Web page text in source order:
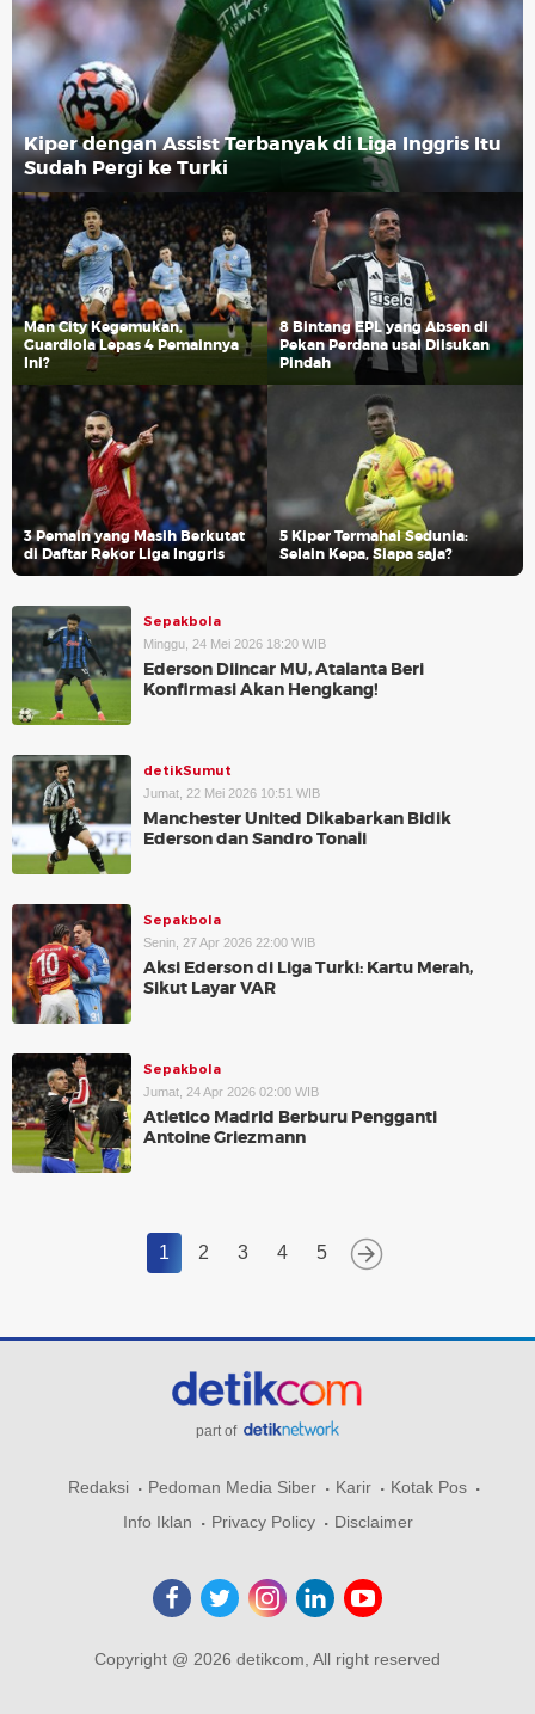
Kiper dengan Assist Terbanyak di Liga Inggris Itu
Sudah Pergi ke Turki
Man City Kegemukan,
Guardiola Lepas 4 Pemainnya
Ini?
8 Bintang EPL yang Absen di
Pekan Perdana usai Diisukan
Pindah
3 Pemain yang Masih Berkutat
di Daftar Rekor Liga Inggris
5 Kiper Termahal Sedunia:
Selain Kepa, Siapa saja?
Sepakbola
Minggu, 24 Mei 2026 18:20 WIB
Ederson Diincar MU, Atalanta Beri
Konfirmasi Akan Hengkang!
detikSumut
Jumat, 22 Mei 2026 10:51 WIB
Manchester United Dikabarkan Bidik
Ederson dan Sandro Tonali
Sepakbola
Senin, 27 Apr 2026 22:00 WIB
Aksi Ederson di Liga Turki: Kartu Merah,
Sikut Layar VAR
Sepakbola
Jumat, 24 Apr 2026 02:00 WIB
Atletico Madrid Berburu Pengganti
Antoine Griezmann
1 2 3 4 5
part of
Redaksi Pedoman Media Siber Karir
Kotak Pos
Info Iklan
Privacy Policy Disclaimer
Copyright @ 2026 detikcom, All right reserved